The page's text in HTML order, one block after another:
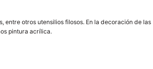
entre otros utensilios filosos. En la decoración de las
pintura acrílica.